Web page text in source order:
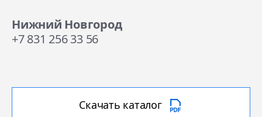
Нижний Новгород
+7 831 256 33 56
Скачать каталог